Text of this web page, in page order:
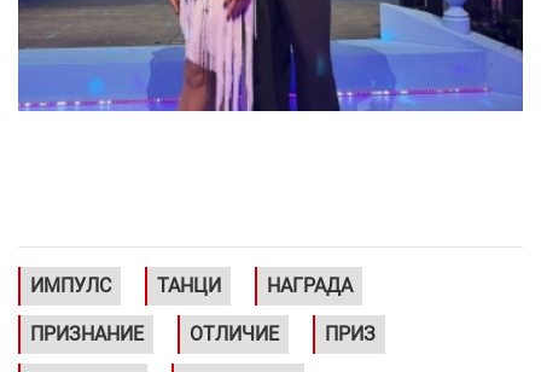
ИМПУЛС ТАНЦИ НАГРАДА
ПРИЗНАНИЕ ОТЛИЧИЕ ПРИЗ